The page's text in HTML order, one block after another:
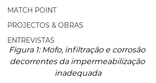
MATCH POINT
PROJECTOS & OBRAS
ENTREVISTAS
Figura 1: Mofo, infiltração e corrosão
decorrentes da impermeabilização
inadequada